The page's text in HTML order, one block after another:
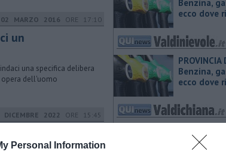
Personal Information
02 MARZO 2016 ORE 17:10
un
una specifica delibera
dell'uomo
DICEMBRE 2022 ORE 15:45
Benzina,
ecco dove
PROVINCIA
Benzina,
ecco dove
Benzina,
ecco dove